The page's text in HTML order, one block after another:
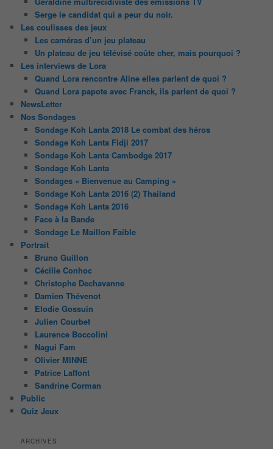
Serge le candidat qui a peur du noir.
Les coulisses des jeux
Les caméras d’un jeu plateau
Un plateau de jeu télévisé coûte cher, mais pourquoi ?
Les interviews de Lora
Quand Lora rencontre Aline elles parlent de quoi ?
Quand Lora papote avec Franck, ils parlent de quoi ?
NewsLetter
Nos Sondages
Sondage Koh Lanta 2018 Le combat des héros
Sondage Koh Lanta Fidji 2017
Sondage Koh Lanta Cambodge 2017
Sondage Koh Lanta
Sondages « Bienvenue au Camping »
Sondage Koh Lanta 2016 (2) Thailand
Sondage Koh Lanta 2016
Face à la Bande
Sondage Le Maillon Faible
Portrait
Bruno Guillon
Cécilie Conhoc
Christophe Dechavanne
Damien Thévenot
Elodie Gossuin
Julien Courbet
Laurence Boccolini
Nagui Fam
Olivier MINNE
Patrice Laffont
Sandrine Corman
Public
Quiz Jeux
ARCHIVES